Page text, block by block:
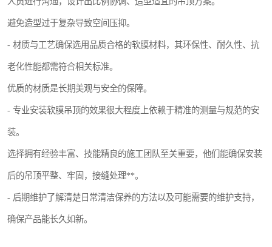
避免造型过于复杂导致空间压抑。
- 材质与工艺确保选用品质合格的软膜材料，其环保性、耐久性、抗
老化性能都需符合相关标准。
优质的材质是长期美观与安全的保障。
- 专业安装软膜吊顶的效果很大程度上依赖于精准的测量与规范的安
装。
选择拥有经验丰富、技能精良的施工团队至关重要，他们能确保安装
后的吊顶平整、牢固，接缝处理**。
- 后期维护了解清楚日常清洁保养的方法以及可能需要的维护支持，
确保产品能长久如新。